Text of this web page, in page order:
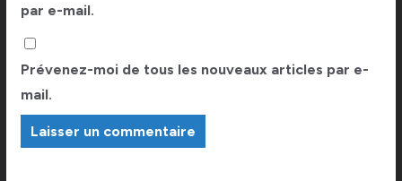
par e-mail.
Prévenez-moi de tous les nouveaux articles par e-
mail.